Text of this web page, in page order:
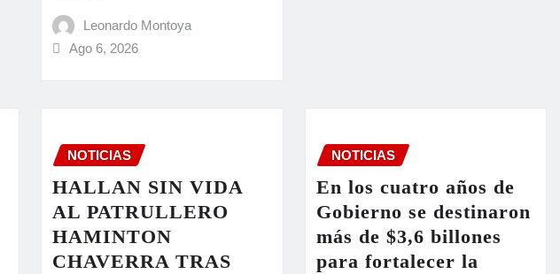
Leonardo Montoya
Ago 6, 2026
NOTICIAS
HALLAN SIN VIDA
AL PATRULLERO
HAMINTON
CHAVERRA TRAS
NOTICIAS
En los cuatro años de
Gobierno se destinaron
más de $3,6 billones
para fortalecer la